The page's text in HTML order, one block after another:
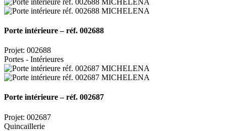
Porte intérieure – réf. 002688
Projet: 002688
Portes - Intérieures
Porte intérieure – réf. 002687
Projet: 002687
Quincaillerie